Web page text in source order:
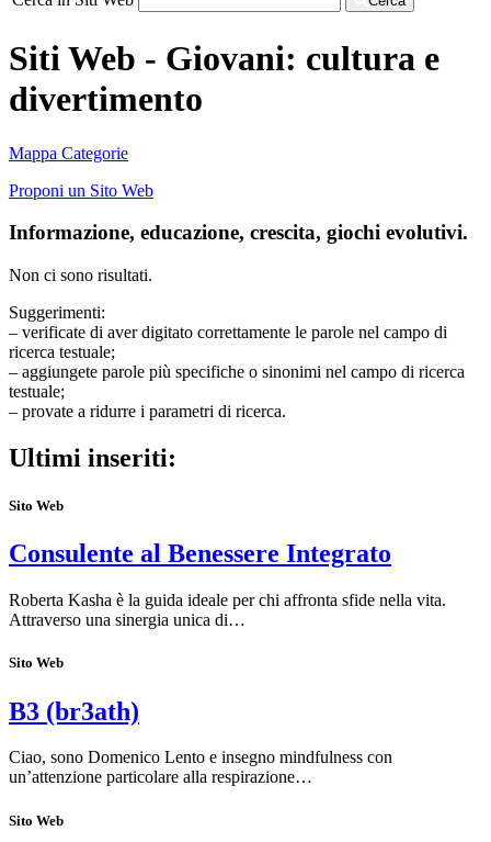
Siti Web - Giovani: cultura e
divertimento
Mappa Categorie
Proponi un Sito Web
Informazione, educazione, crescita, giochi evolutivi.
Non ci sono risultati.
Suggerimenti:
– verificate di aver digitato correttamente le parole nel campo di
ricerca testuale;
– aggiungete parole più specifiche o sinonimi nel campo di ricerca
testuale;
– provate a ridurre i parametri di ricerca.
Ultimi inseriti:
Sito Web
Consulente al Benessere Integrato
Roberta Kasha è la guida ideale per chi affronta sfide nella vita.
Attraverso una sinergia unica di…
Sito Web
B3 (br3ath)
Ciao, sono Domenico Lento e insegno mindfulness con
un’attenzione particolare alla respirazione…
Sito Web